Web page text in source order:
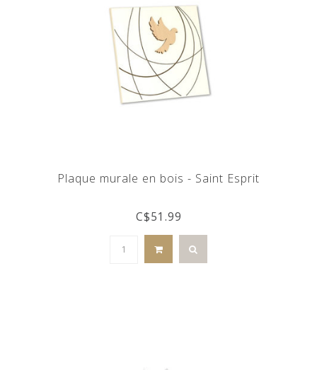
Plaque murale en bois - Saint Esprit
C$51.99